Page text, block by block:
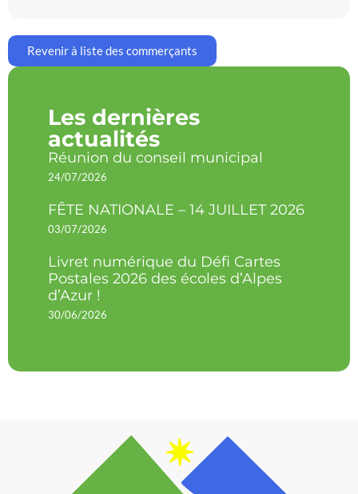
Revenir à liste des commerçants
Les dernières
actualités
Réunion du conseil municipal
24/07/2026
FÊTE NATIONALE – 14 JUILLET 2026
03/07/2026
Livret numérique du Défi Cartes
Postales 2026 des écoles d’Alpes
d’Azur !
30/06/2026